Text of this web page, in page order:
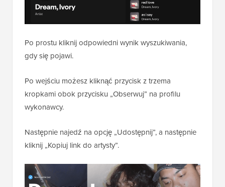
Po prostu kliknij odpowiedni wynik wyszukiwania,
gdy się pojawi.
Po wejściu możesz kliknąć przycisk z trzema
kropkami obok przycisku „Obserwuj” na profilu
wykonawcy.
Następnie najedź na opcję „Udostępnij”, a następnie
kliknij „Kopiuj link do artysty”.